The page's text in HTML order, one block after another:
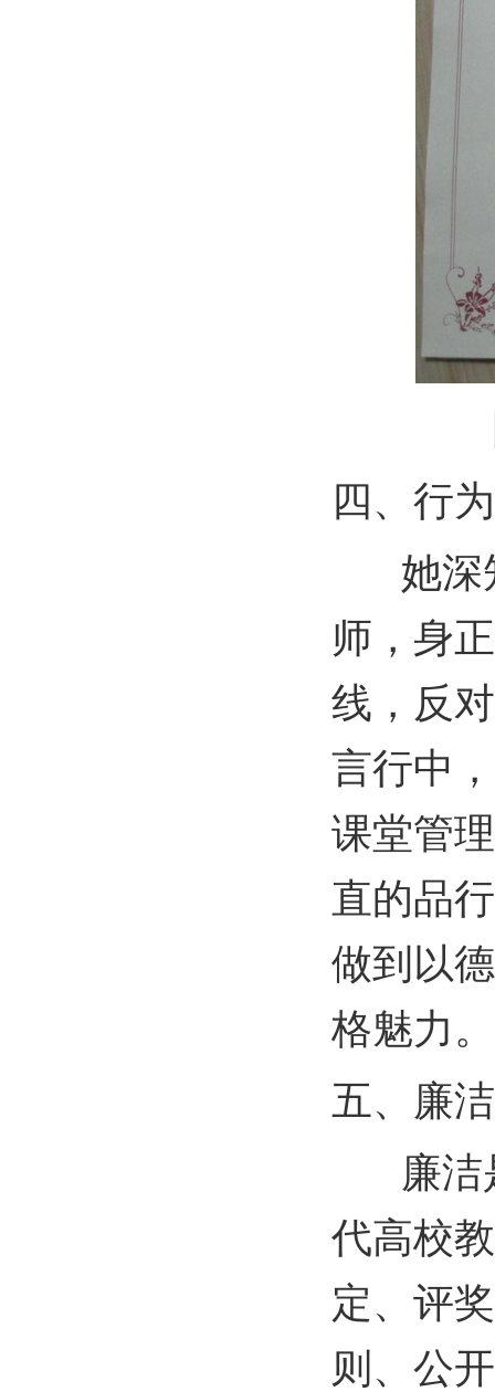
四、行
她深知
师，身
线，反
言行中
课堂管
直的品
做到以
格魅力。
五、廉
廉洁是
代高校
定、评
则、公